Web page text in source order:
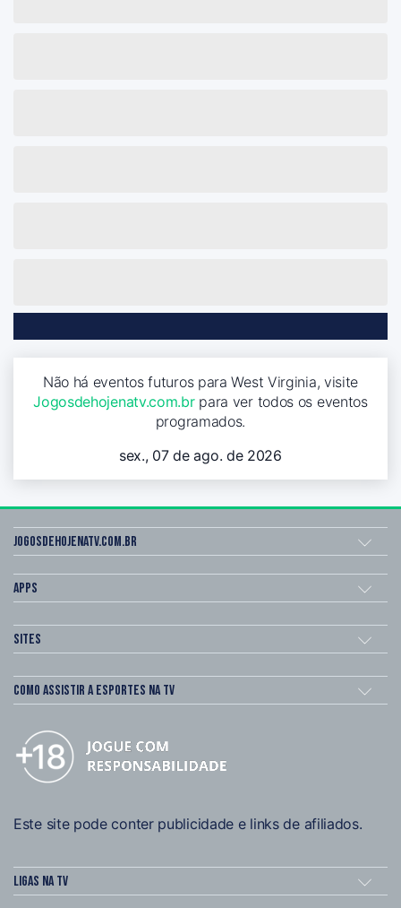
Não há eventos futuros para West Virginia, visite
Jogosdehojenatv.com.brpara ver todos os eventos
programados.
sex., 07 de ago. de 2026
Jogosdehojenatv.com.br
Apps
Sites
Como assistir a esportes na TV
Este site pode conter publicidade e links de afiliados.
Ligas na TV